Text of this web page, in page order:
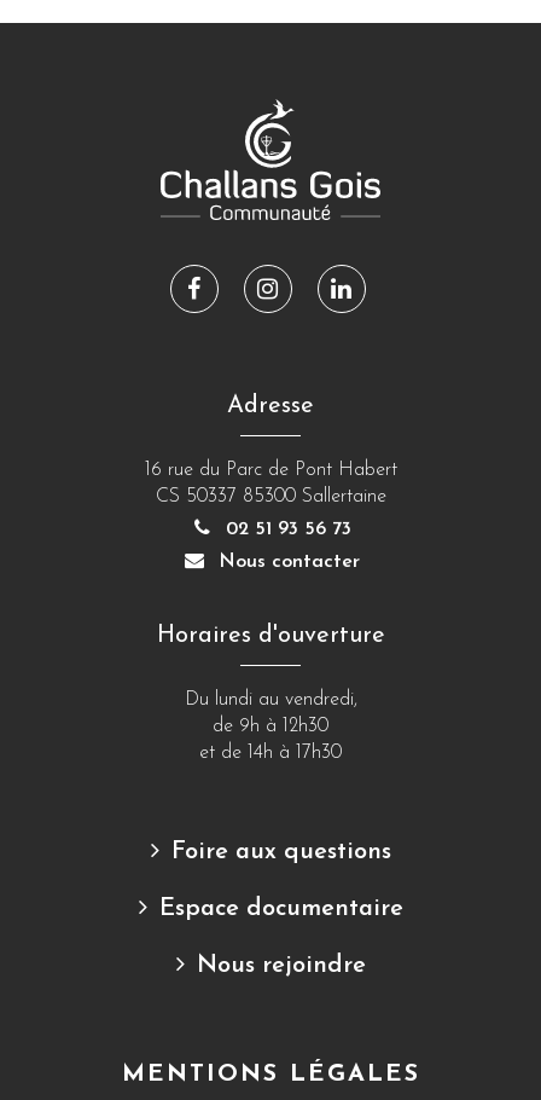
Lien
Facebook
Lien
Instagram
Lien
Adresse
16 rue du Parc de Pont Habert
CS 50337 85300 Sallertaine
02 51 93 56 73
Nous contacter
Horaires d'ouverture
Du lundi au vendredi,
de 9h à 12h30
et de 14h à 17h30
Foire aux questions
Espace documentaire
Nous rejoindre
MENTIONS LÉGALES